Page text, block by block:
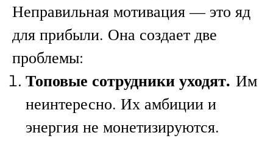
Неправильная мотивация — это яд
для прибыли. Она создает две
проблемы:
Топовые сотрудники уходят. Им
неинтересно. Их амбиции и
энергия не монетизируются.